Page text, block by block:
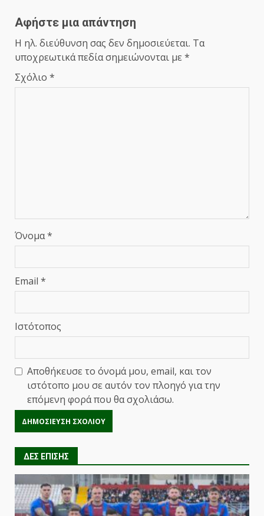
Αφήστε μια απάντηση
Η ηλ. διεύθυνση σας δεν δημοσιεύεται. Τα
υποχρεωτικά πεδία σημειώνονται με *
Σχόλιο *
Όνομα*
Email *
Ιστότοπος
Αποθήκευσε το όνομά μου, email, και τον
ιστότοπο μου σε αυτόν τον πλοηγό για την
επόμενη φορά που θα σχολιάσω.
ΔΕΣ ΕΠΙΣΗΣ